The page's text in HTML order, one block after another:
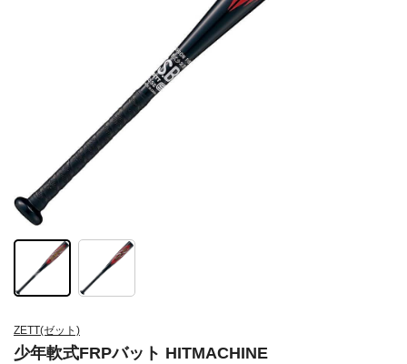
ZETT(ゼット)
少年軟式FRPバット HITMACHINE